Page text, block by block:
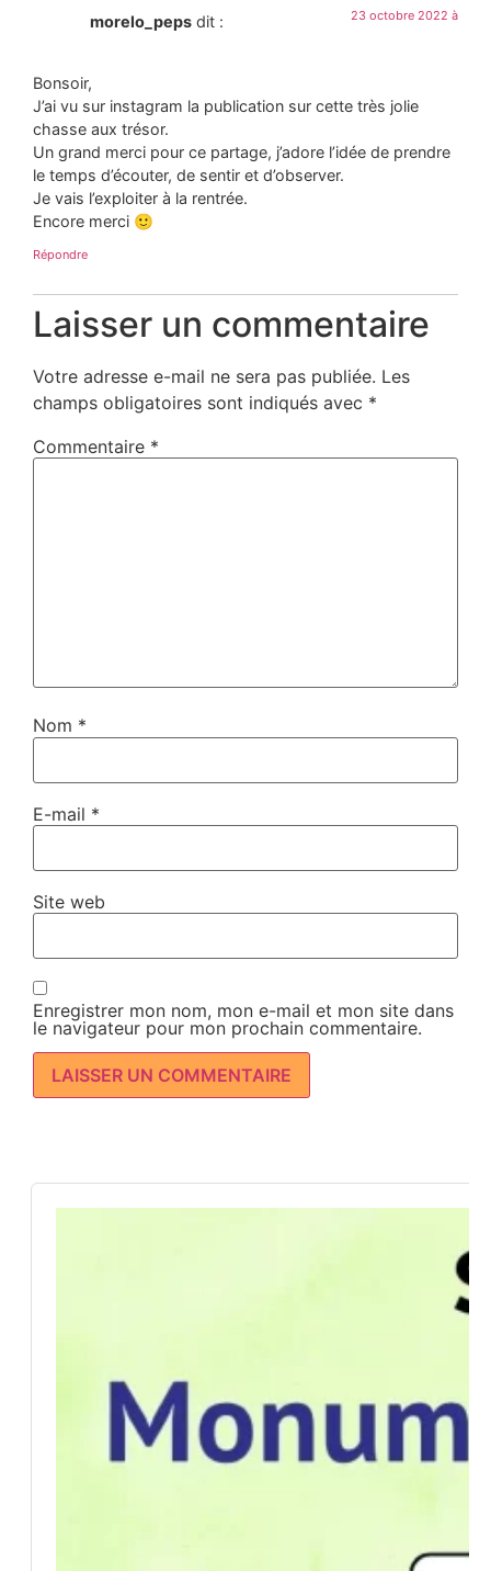
morelo_peps dit : 23 octobre 2022 à
Bonsoir,
J’ai vu sur instagram la publication sur cette très jolie
chasse aux trésor.
Un grand merci pour ce partage, j’adore l’idée de prendre
le temps d’écouter, de sentir et d’observer.
Je vais l’exploiter à la rentrée.
Encore merci 🙂
Répondre
Laisser un commentaire
Votre adresse e-mail ne sera pas publiée. Les
champs obligatoires sont indiqués avec *
Commentaire *
Nom *
E-mail *
Site web
Enregistrer mon nom, mon e-mail et mon site dans
le navigateur pour mon prochain commentaire.